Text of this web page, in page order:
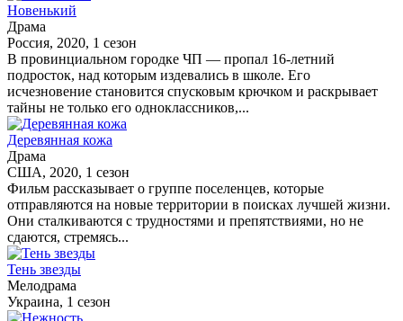
Новенький
Драма
Россия, 2020, 1 сезон
В провинциальном городке ЧП — пропал 16-летний
подросток, над которым издевались в школе. Его
исчезновение становится спусковым крючком и раскрывает
тайны не только его одноклассников,...
Деревянная кожа
Драма
США, 2020, 1 сезон
Фильм рассказывает о группе поселенцев, которые
отправляются на новые территории в поисках лучшей жизни.
Они сталкиваются с трудностями и препятствиями, но не
сдаются, стремясь...
Тень звезды
Мелодрама
Украина, 1 сезон